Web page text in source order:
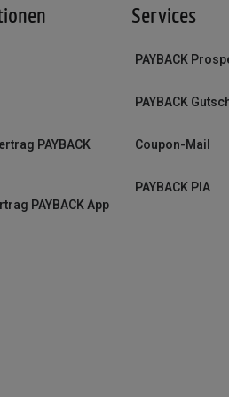
PAYBACK
PAYBACK App
Services
PAYBACK
PAYBACK
Coupon-Mail
PAYBACK PIA